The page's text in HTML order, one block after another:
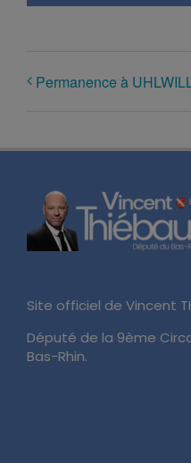
Permanence à
Site officiel de Vincent
Député de la 9ème
Bas-Rhin.